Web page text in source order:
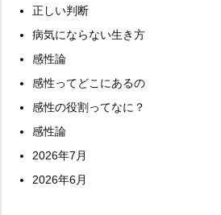
正しい判断
病気にならない生き方
感性論
感性ってどこにあるの
感性の役割ってなに？
感性論
2026年7月
2026年6月